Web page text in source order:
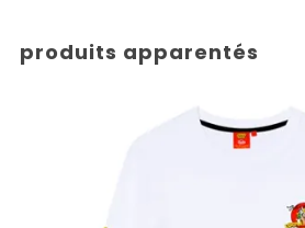
produits apparentés